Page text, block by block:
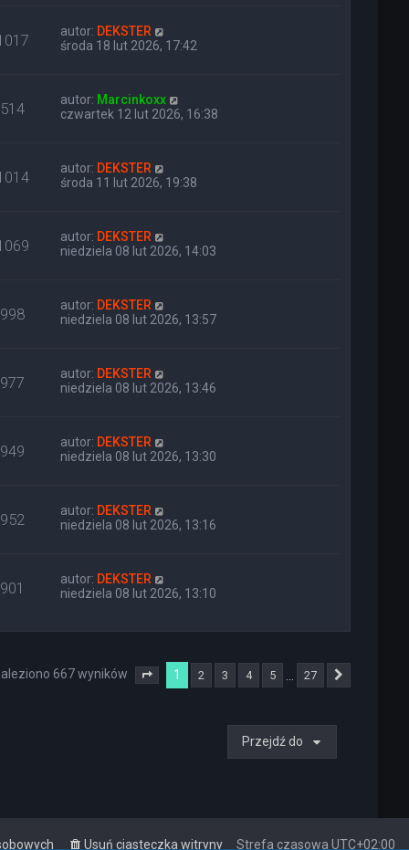
autor: DEKSTER
środa 18 lut 2026, 17:42
514 autor: Marcinkoxx
czwartek 12 lut 2026, 16:38
autor: DEKSTER
środa 11 lut 2026, 19:38
autor: DEKSTER
niedziela 08 lut 2026, 14:03
998 autor: DEKSTER
niedziela 08 lut 2026, 13:57
977 autor: DEKSTER
niedziela 08 lut 2026, 13:46
949 autor: DEKSTER
niedziela 08 lut 2026, 13:30
952 autor: DEKSTER
niedziela 08 lut 2026, 13:16
901 autor: DEKSTER
niedziela 08 lut 2026, 13:10
667 wyników Strona 1z 27
1 2 3 4 5 27
Przejdź do
Strefa czasowa UTC+02:00
Usuń ciasteczka witryny